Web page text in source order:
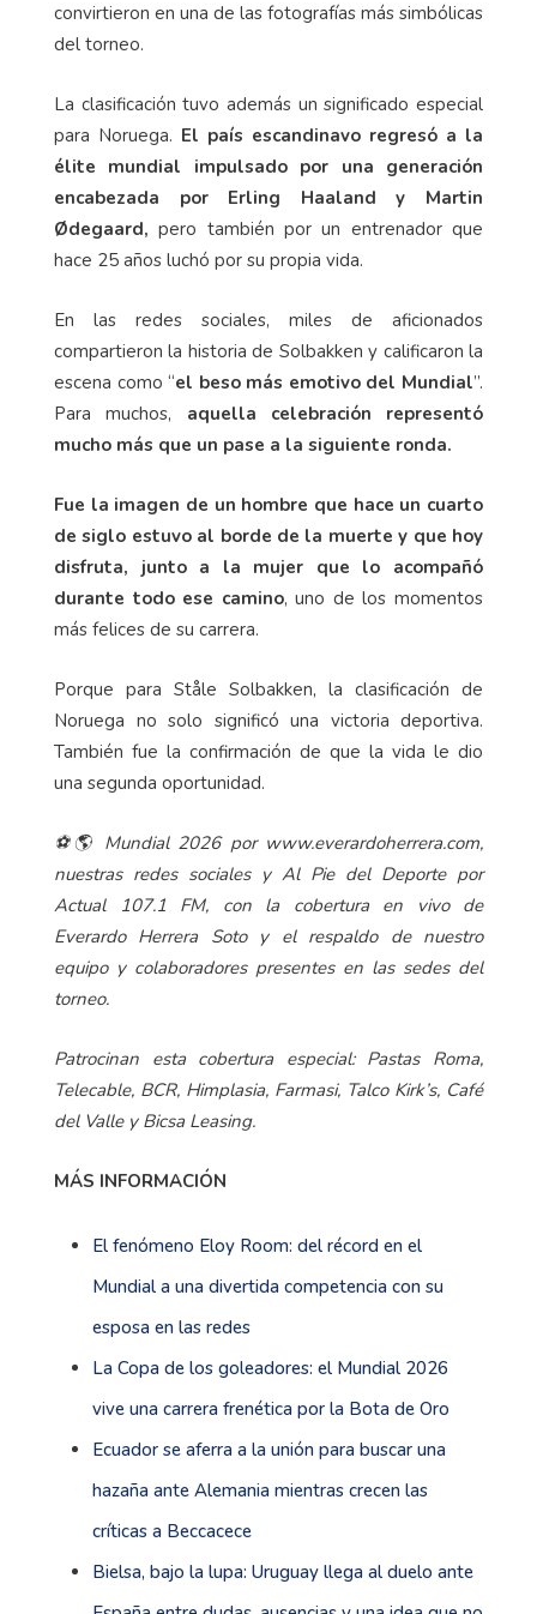
convirtieron en una de las fotografías más simbólicas
del torneo.
La clasificación tuvo además un significado especial
para Noruega. El país escandinavo regresó a la
élite mundial impulsado por una generación
encabezada por Erling Haaland y Martin
Ødegaard, pero también por un entrenador que
hace 25 años luchó por su propia vida.
En las redes sociales, miles de aficionados
compartieron la historia de Solbakken y calificaron la
escena como “el beso más emotivo del Mundial”.
Para muchos, aquella celebración representó
mucho más que un pase a la siguiente ronda.
Fue la imagen de un hombre que hace un cuarto
de siglo estuvo al borde de la muerte y que hoy
disfruta, junto a la mujer que lo acompañó
durante todo ese camino, uno de los momentos
más felices de su carrera.
Porque para Ståle Solbakken, la clasificación de
Noruega no solo significó una victoria deportiva.
También fue la confirmación de que la vida le dio
una segunda oportunidad.
⚽🌎 Mundial 2026 por www.everardoherrera.com,
nuestras redes sociales y Al Pie del Deporte por
Actual 107.1 FM, con la cobertura en vivo de
Everardo Herrera Soto y el respaldo de nuestro
equipo y colaboradores presentes en las sedes del
torneo.
Patrocinan esta cobertura especial: Pastas Roma,
Telecable, BCR, Himplasia, Farmasi, Talco Kirk’s, Café
del Valle y Bicsa Leasing.
MÁS INFORMACIÓN
El fenómeno Eloy Room: del récord en el
Mundial a una divertida competencia con su
esposa en las redes
La Copa de los goleadores: el Mundial 2026
vive una carrera frenética por la Bota de Oro
Ecuador se aferra a la unión para buscar una
hazaña ante Alemania mientras crecen las
críticas a Beccacece
Bielsa, bajo la lupa: Uruguay llega al duelo ante